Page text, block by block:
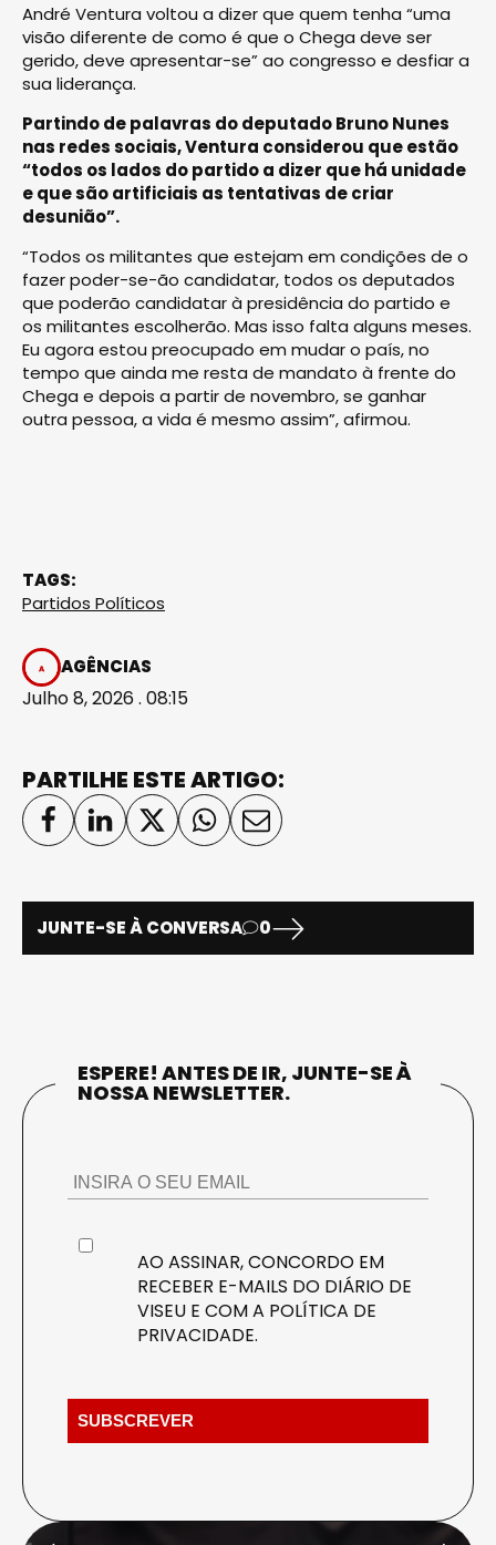
André Ventura voltou a dizer que quem tenha “uma
visão diferente de como é que o Chega deve ser
gerido, deve apresentar-se” ao congresso e desfiar a
sua liderança.
Partindo de palavras do deputado Bruno Nunes
nas redes sociais, Ventura considerou que estão
“todos os lados do partido a dizer que há unidade
e que são artificiais as tentativas de criar
desunião”.
“Todos os militantes que estejam em condições de o
fazer poder-se-ão candidatar, todos os deputados
que poderão candidatar à presidência do partido e
os militantes escolherão. Mas isso falta alguns meses.
Eu agora estou preocupado em mudar o país, no
tempo que ainda me resta de mandato à frente do
Chega e depois a partir de novembro, se ganhar
outra pessoa, a vida é mesmo assim”, afirmou.
TAGS:
Partidos Políticos
AGÊNCIAS
Julho 8, 2026 . 08:15
PARTILHE ESTE ARTIGO:
JUNTE-SE À CONVERSA 0
ESPERE! ANTES DE IR, JUNTE-SE À
NOSSA NEWSLETTER.
AO ASSINAR, CONCORDO EM
RECEBER E-MAILS DO DIÁRIO DE
VISEU E COM A POLÍTICA DE
PRIVACIDADE.